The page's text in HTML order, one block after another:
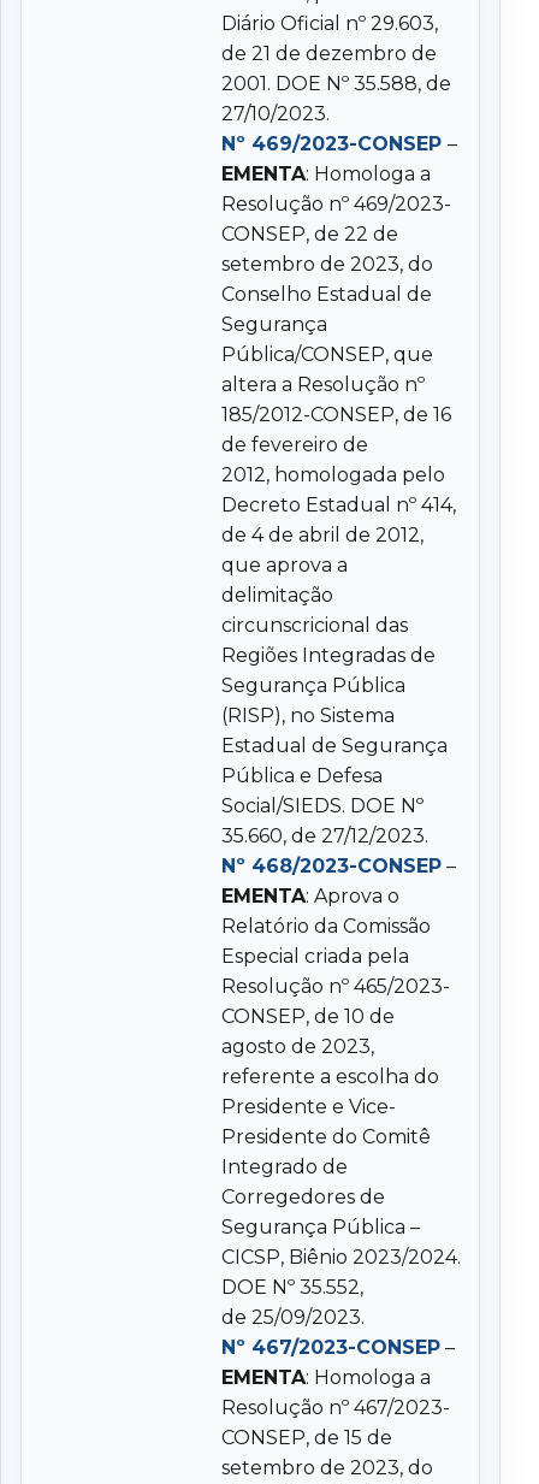
Diário Oficial nº 29.603,
de 21 de dezembro de
2001. DOE Nº 35.588, de
27/10/2023.
Nº 469/2023-CONSEP –
EMENTA: Homologa a
Resolução nº 469/2023-
CONSEP, de 22 de
setembro de 2023, do
Conselho Estadual de
Segurança
Pública/CONSEP, que
altera a Resolução nº
185/2012-CONSEP, de 16
de fevereiro de
2012, homologada pelo
Decreto Estadual nº 414,
de 4 de abril de 2012,
que aprova a
delimitação
circunscricional das
Regiões Integradas de
Segurança Pública
(RISP), no Sistema
Estadual de Segurança
Pública e Defesa
Social/SIEDS. DOE Nº
35.660, de 27/12/2023.
Nº 468/2023-CONSEP –
EMENTA: Aprova o
Relatório da Comissão
Especial criada pela
Resolução nº 465/2023-
CONSEP, de 10 de
agosto de 2023,
referente a escolha do
Presidente e Vice-
Presidente do Comitê
Integrado de
Corregedores de
Segurança Pública –
CICSP, Biênio 2023/2024.
DOE Nº 35.552,
de 25/09/2023.
Nº 467/2023-CONSEP –
EMENTA: Homologa a
Resolução nº 467/2023-
CONSEP, de 15 de
setembro de 2023, do